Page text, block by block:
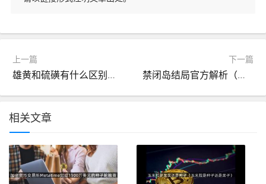
上一篇
雄黄和硫磺有什么区别（硫磺吃多久可以壮阳）
下一篇
禁闭岛结局官方解析（禁闭岛结局是什么）
相关文章